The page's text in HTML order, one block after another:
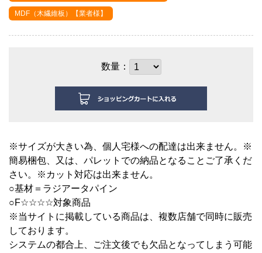
MDF（木繊維板）【業者様】
数量：
※サイズが大きい為、個人宅様への配達は出来ません。※
簡易梱包、又は、パレットでの納品となることご了承くだ
さい。※カット対応は出来ません。
○基材＝ラジアータパイン
○F☆☆☆☆対象商品
※当サイトに掲載している商品は、複数店舗で同時に販売
しております。
システムの都合上、ご注文後でも欠品となってしまう可能